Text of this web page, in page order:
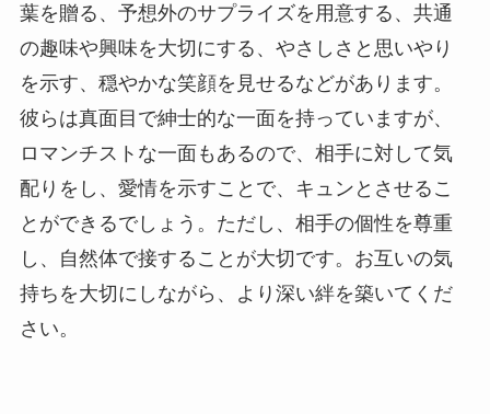
葉を贈る、予想外のサプライズを用意する、共通
の趣味や興味を大切にする、やさしさと思いやり
を示す、穏やかな笑顔を見せるなどがあります。
彼らは真面目で紳士的な一面を持っていますが、
ロマンチストな一面もあるので、相手に対して気
配りをし、愛情を示すことで、キュンとさせるこ
とができるでしょう。ただし、相手の個性を尊重
し、自然体で接することが大切です。お互いの気
持ちを大切にしながら、より深い絆を築いてくだ
さい。